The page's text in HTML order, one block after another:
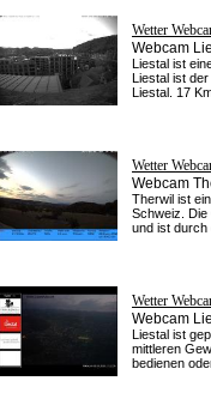
Wetter
Webcam
Liestal ist
Liestal ist
Liestal. 17
Wetter
Webcam
Therwil ist
Schweiz. Die
und ist durch
Wetter
Webcam
Liestal ist
mittleren
bedienen